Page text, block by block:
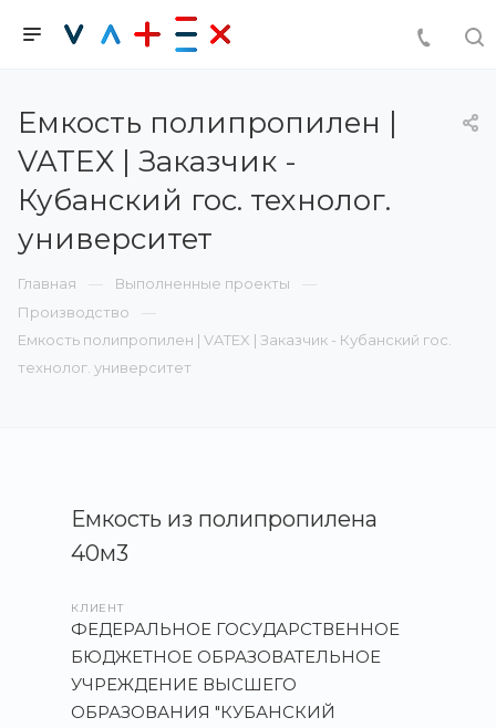
Емкость полипропилен |
VATEX | Заказчик -
Кубанский гос. технолог.
университет
Главная
Выполненные проекты
Производство
Емкость полипропилен | VATEX | Заказчик - Кубанский гос.
технолог. университет
Емкость из полипропилена
40м3
КЛИЕНТ
ФЕДЕРАЛЬНОЕ ГОСУДАРСТВЕННОЕ
БЮДЖЕТНОЕ ОБРАЗОВАТЕЛЬНОЕ
УЧРЕЖДЕНИЕ ВЫСШЕГО
ОБРАЗОВАНИЯ "КУБАНСКИЙ